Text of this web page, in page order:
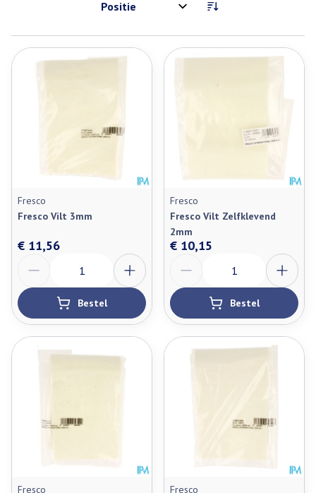
Sorteer op:
Fresco
Fresco Vilt 3mm
€ 11,56
Bestel
Fresco
Fresco Vilt Zelfklevend
2mm
€ 10,15
Bestel
Fresco
Fresco